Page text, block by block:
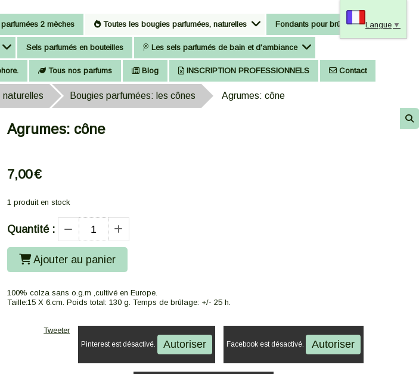
2 mèches Toutes les bougies parfumées, naturelles Fondants pour brûle-parfum
Sels parfumés en bouteilles Les sels parfumés de bain et d'ambiance
Tous nos parfums Blog INSCRIPTION PROFESSIONNELS Contact
naturelles Bougies parfumées: les cônes Agrumes: cône
Agrumes: cône
7,00€
1 produit en stock
Quantité :
Ajouter au panier
100% colza sans o.g.m ,cultivé en Europe.
Taille:15 X 6.cm. Poids total: 130 g. Temps de brûlage: +/- 25 h.
Tweeter
Pinterest est désactivé. Autoriser Facebook est désactivé. Autoriser
Langue ▼